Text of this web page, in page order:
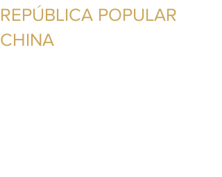
REPÚBLICA POPULAR
CHINA